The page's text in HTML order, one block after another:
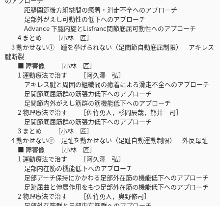
距腿関節後方組織間の癒着・滑走不全へのアプローチ
足部外がえし可動性の低下へのアプローチ
Advance 下腿内旋とLisfranc関節底屈可動性へのアプローチ
4 まとめ ［小林 匠］
3 動かせない① 踵を挙げられない（足関節自動底屈制限） アキレス
腱断裂
■ 障害像 ［小林 匠］
1 運動療法で治す ［阿久澤 弘］
アキレス腱と周囲の組織間の癒着による滑走不全へのアプローチ
足関節底屈筋群の筋張力低下へのアプローチ
足関節内外がえし筋群の筋機能低下へのアプローチ
2 物理療法で治す ［佐竹勇人，杉岡辰哉，熊井 司］
足関節底屈筋群の筋張力低下へのアプローチ
3 まとめ ［小林 匠］
4 動かせない② 足趾を動かせない（足趾自動運動制限） 外反母趾
■ 障害像 ［小林 匠］
1 運動療法で治す ［阿久澤 弘］
足部内在筋の機能低下へのアプローチ
足部アーチ保持にかかわる足部外在筋の機能低下へのアプローチ
足趾屈曲と伸展作用をもつ足部外在筋の機能低下へのアプローチ
2 物理療法で治す ［佐竹勇人，奥野修司］